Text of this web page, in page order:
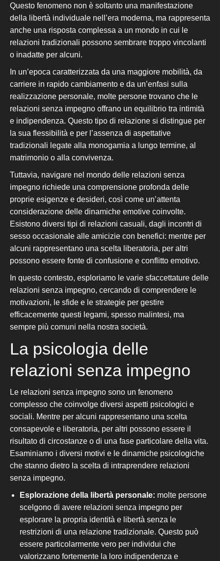
Questo fenomeno non è soltanto una manifestazione
della libertà individuale nell’era moderna, ma rappresenta
anche una risposta complessa a un mondo in cui le
relazioni tradizionali possono sembrare troppo vincolanti
o inadatte per alcuni.
In un’epoca caratterizzata da una maggiore mobilità, da
carriere in rapido cambiamento e da un’enfasi sulla
realizzazione personale, molte persone trovano che le
relazioni senza impegno offrano un equilibrio tra intimità
e indipendenza. Questo tipo di relazione si distingue per
la sua flessibilità e per l’assenza di aspettative
tradizionali legate alla monogamia a lungo termine, al
matrimonio o alla convivenza.
Tuttavia, navigare nel mondo delle relazioni senza
impegno richiede una comprensione profonda delle
proprie esigenze e desideri, così come un’attenta
considerazione delle dinamiche emotive coinvolte.
Esistono diversi tipi di relazioni casuali, dagli incontri di
sesso occasionale alle amicizie con benefici: mentre per
alcuni rappresentano una scelta liberatoria, per altri
possono essere fonte di confusione e conflitto emotivo.
In questo contesto, esploriamo le varie sfaccettature delle
relazioni senza impegno, cercando di comprendere le
motivazioni, le sfide e le strategie per gestire
efficacemente questi legami, spesso malintesi, ma
sempre più comuni nella nostra società.
La psicologia delle
relazioni senza impegno
Le relazioni senza impegno sono un fenomeno
complesso che coinvolge diversi aspetti psicologici e
sociali. Mentre per alcuni rappresentano una scelta
consapevole e liberatoria, per altri possono essere il
risultato di circostanze o di una fase particolare della vita.
Esaminiamo i diversi motivi e le dinamiche psicologiche
che stanno dietro la scelta di intraprendere relazioni
senza impegno.
Esplorazione della libertà personale: molte persone
scelgono di avere relazioni senza impegno per
esplorare la propria identità e libertà senza le
restrizioni di una relazione tradizionale. Questo può
essere particolarmente vero per individui che
valorizzano fortemente la loro indipendenza e